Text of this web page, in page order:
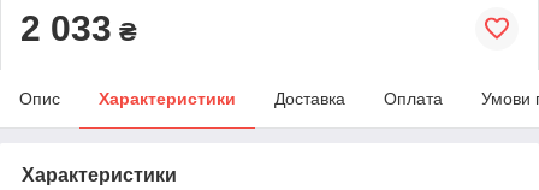
2 033 ₴
Опис Характеристики Доставка Оплата Умови
Характеристики